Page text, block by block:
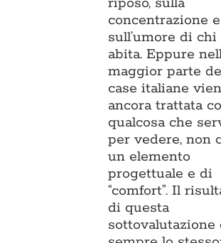
concentrazione e
sull’umore di chi
abita. Eppure
maggior parte
case italiane
ancora trattata
qualcosa che
per vedere, non
un elemento
progettuale e di
“comfort”. Il
di questa
sottovalutazione